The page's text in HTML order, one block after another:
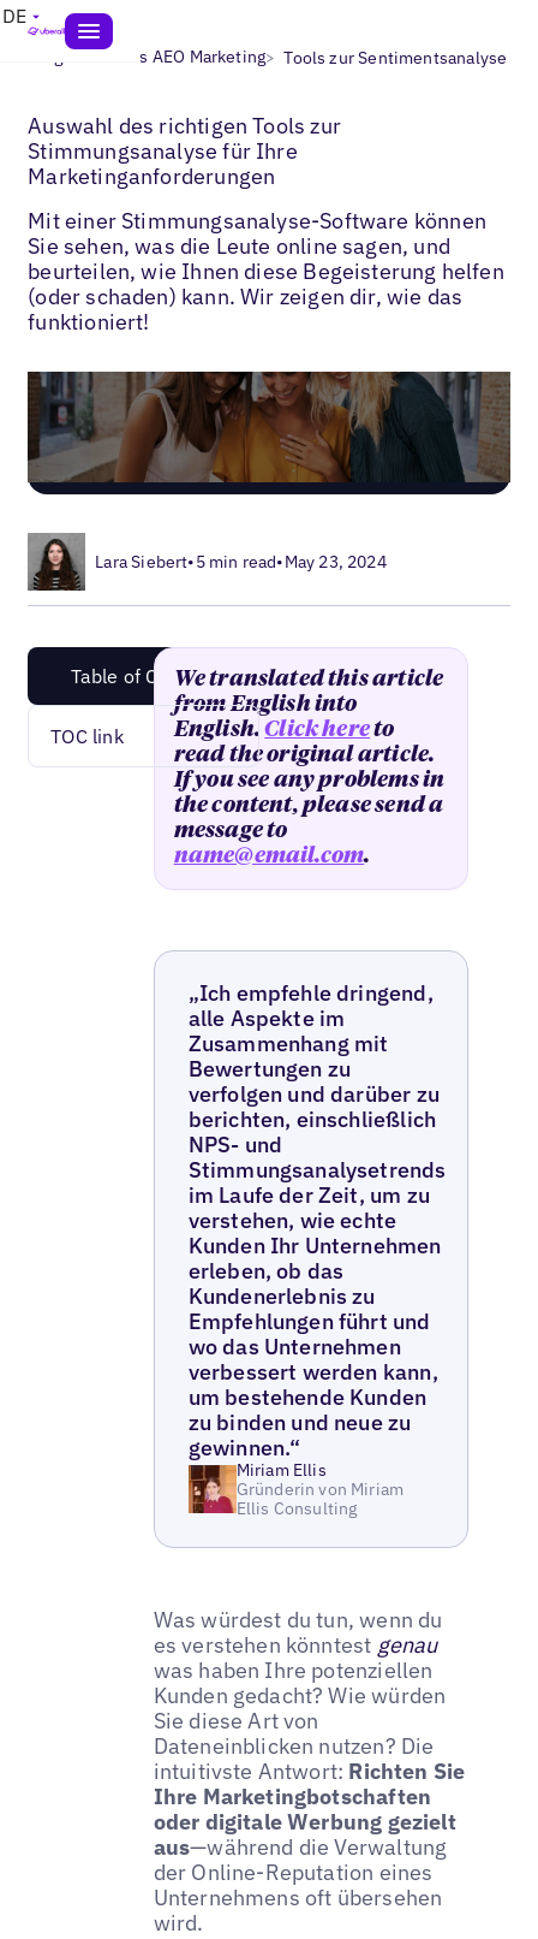
DE
Blogs> Lokales AEO Marketing> Tools zur Sentimentsanalyse
Auswahl des richtigen Tools zur
Stimmungsanalyse für Ihre
Marketinganforderungen
Mit einer Stimmungsanalyse-Software können
Sie sehen, was die Leute online sagen, und
beurteilen, wie Ihnen diese Begeisterung helfen
(oder schaden) kann. Wir zeigen dir, wie das
funktioniert!
Lara Siebert•5 min read•May 23, 2024
Table of Content
TOC link
We translated this article
from English into
English.Click hereto
read the original article.
If you see any problems in
the content, please send a
message to
name@email.com.
„Ich empfehle dringend,
alle Aspekte im
Zusammenhang mit
Bewertungen zu
verfolgen und darüber zu
berichten, einschließlich
NPS- und
Stimmungsanalysetrends
im Laufe der Zeit, um zu
verstehen, wie echte
Kunden Ihr Unternehmen
erleben, ob das
Kundenerlebnis zu
Empfehlungen führt und
wo das Unternehmen
verbessert werden kann,
um bestehende Kunden
zu binden und neue zu
gewinnen.“
Miriam Ellis
Gründerin von Miriam
Ellis Consulting
Was würdest du tun, wenn du
es verstehen könntest genau
was haben Ihre potenziellen
Kunden gedacht? Wie würden
Sie diese Art von
Dateneinblicken nutzen? Die
intuitivste Antwort: Richten Sie
Ihre Marketingbotschaften
oder digitale Werbung gezielt
aus—während die Verwaltung
der Online-Reputation eines
Unternehmens oft übersehen
wird.